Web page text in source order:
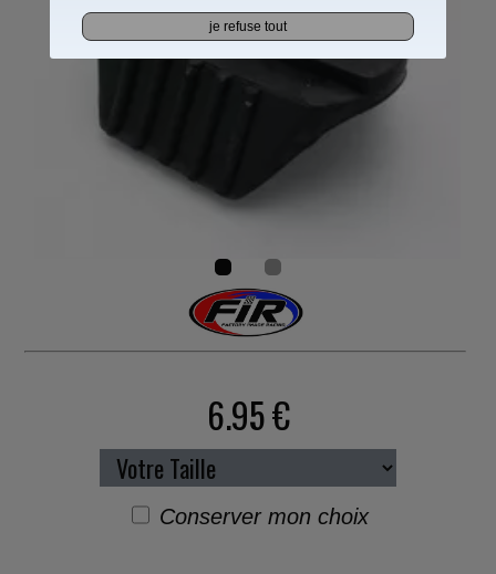
6.95 €
Conserver mon choix